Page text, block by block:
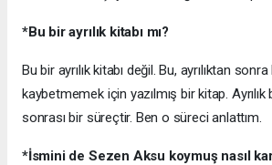
*Bu bir ayrılık kitabı mı?
Bu bir ayrılık kitabı değil. Bu, ayrılıktan
kaybetmemek için yazılmış bir kitap. Ayrılık
sonrası bir süreçtir. Ben o süreci anlattım.
*İsmini de Sezen Aksu koymuş nasıl